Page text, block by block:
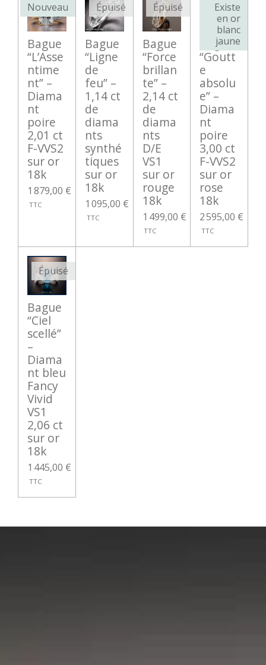
Nouveau
Bague
“L’Asse
ntime
nt” –
Diama
nt
poire
2,01 ct
F-VVS2
sur or
18k
1 879,00 €
Épuisé
Bague
“Ligne
de
feu” –
1,14 ct
de
diama
nts
synthé
tiques
sur or
18k
1 095,00 €
Épuisé
Bague
“Force
brillan
te” –
2,14 ct
de
diama
nts
D/E
VS1
sur or
rouge
18k
1 499,00 €
Existe
en or
blanc
jaune
Bague
“Goutt
e
absolu
e” –
Diama
nt
poire
3,00 ct
F-VVS2
sur or
rose
18k
2 595,00 €
Épuisé
Bague
“Ciel
scellé”
–
Diama
nt bleu
Fancy
Vivid
VS1
2,06 ct
sur or
18k
1 445,00 €